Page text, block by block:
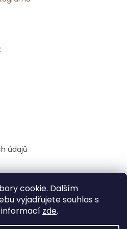
cookie. Dalším
vyjadřujete souhlas s
informací zde.
údajů